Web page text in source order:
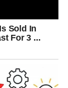
dobija
ko ih inspiriše i